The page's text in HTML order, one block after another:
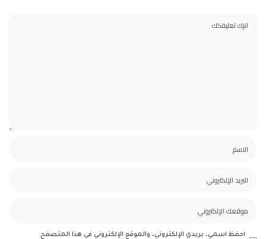
احفظ اسمي، بريدي الإلكتروني، والموقع الإلكتروني في هذا المتصفح